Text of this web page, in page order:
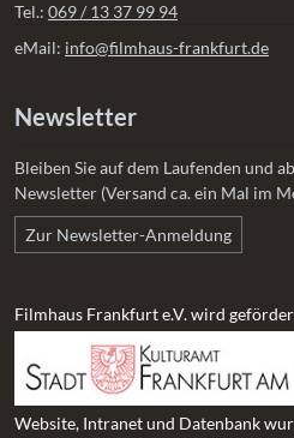
Tel.: 069 / 13 37 99 94
eMail: info@filmhaus-frankfurt.de
Newsletter
Bleiben Sie auf dem Laufenden und
Newsletter (Versand ca. ein Mal im
Zur Newsletter-Anmeldung
Filmhaus Frankfurt e.V. wird
Website, Intranet und Datenbank